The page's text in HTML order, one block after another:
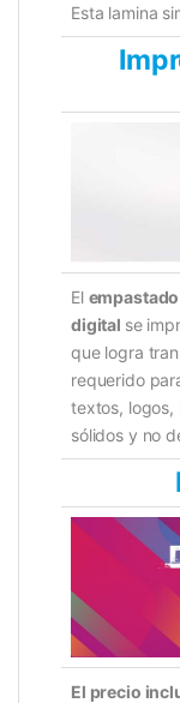
Esta lamina
El
digital se
que logra
requerido
textos, logos,
sólidos y no
El precio